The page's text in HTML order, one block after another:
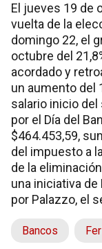
El jueves 19 de
vuelta de la
domingo 22, el
octubre del
acordado y
un aumento del
salario inicio
por el Día del
$464.453,59,
del impuesto a
de la
una iniciativa
por Palazzo, el
Bancos